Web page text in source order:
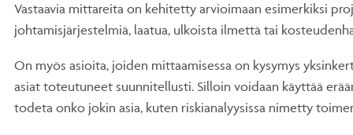
Vastaavia mittareita on kehitetty arvioimaan esimerkiksi
johtamisjärjestelmiä, laatua, ulkoista ilmettä tai
On myös asioita, joiden mittaamisessa on kysymys
asiat toteutuneet suunnitellusti. Silloin voidaan käyttää
todeta onko jokin asia, kuten riskianalyysissa nimetty